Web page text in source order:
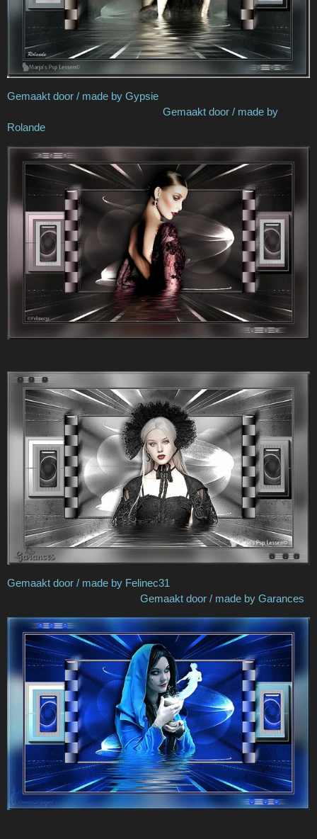
Gemaakt door / made by Gypsie
Gemaakt door / made by
Rolande
Gemaakt door / made by Felinec31
Gemaakt door / made by Garances